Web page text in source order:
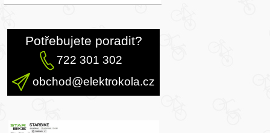
Potřebujete poradit?
722 301 302
obchod@elektrokola.cz